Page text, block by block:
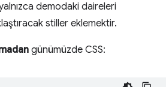
demodaki daireleri
stiller eklemektir.
günümüzde CSS: